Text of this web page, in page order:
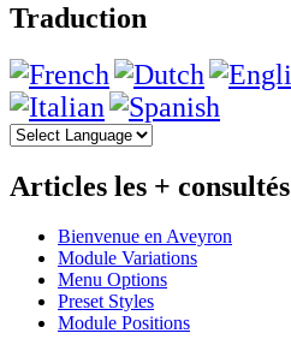
Traduction
Articles les + consultés
Bienvenue en Aveyron
Module Variations
Menu Options
Preset Styles
Module Positions